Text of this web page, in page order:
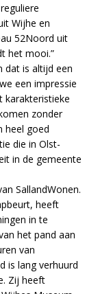
Wijhe en
52Noord uit
het mooi.”
dat is altijd een
een impressie
karakteristieke
zonder
heel goed
die in Olst-
in de gemeente
SallandWonen.
heeft
in te
het pand aan
van
is lang verhuurd
Zij heeft